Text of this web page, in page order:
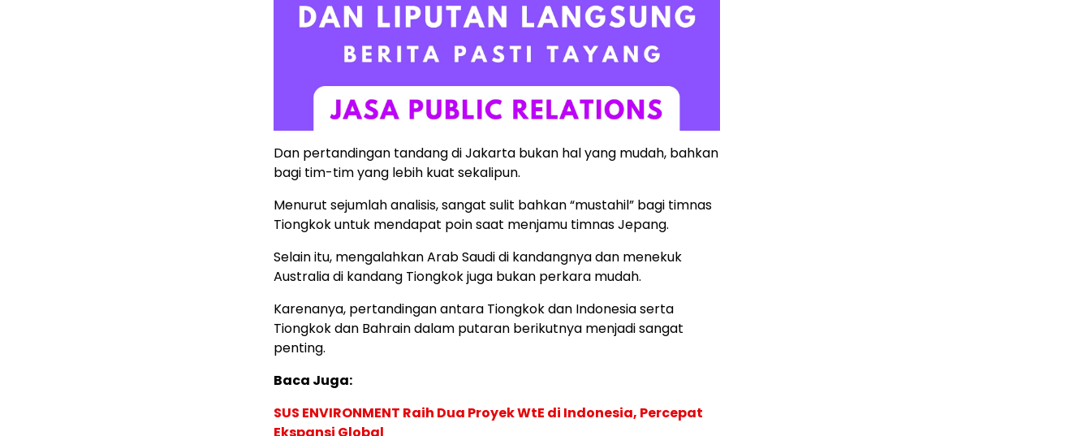
Dan pertandingan tandang di Jakarta bukan hal yang mudah, bahkan
bagi tim-tim yang lebih kuat sekalipun.
Menurut sejumlah analisis, sangat sulit bahkan “mustahil” bagi timnas
Tiongkok untuk mendapat poin saat menjamu timnas Jepang.
Selain itu, mengalahkan Arab Saudi di kandangnya dan menekuk
Australia di kandang Tiongkok juga bukan perkara mudah.
Karenanya, pertandingan antara Tiongkok dan Indonesia serta
Tiongkok dan Bahrain dalam putaran berikutnya menjadi sangat
penting.
Baca Juga:
SUS ENVIRONMENT Raih Dua Proyek WtE di Indonesia, Percepat
Ekspansi Global